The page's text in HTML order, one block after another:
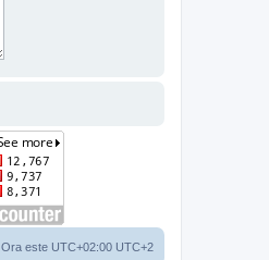
Ora este UTC+02:00 UTC+2